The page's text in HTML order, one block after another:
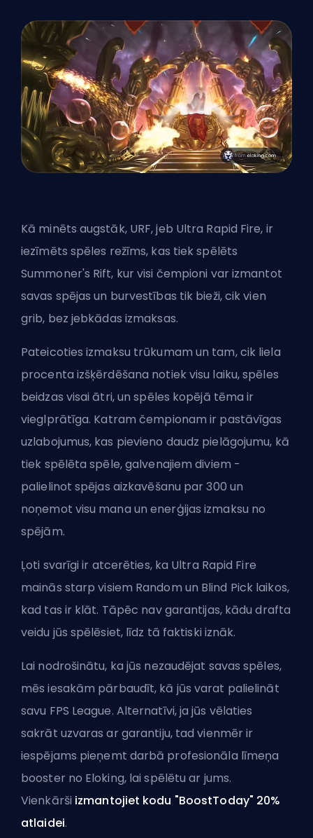
Kā minēts augstāk, URF, jeb Ultra Rapid Fire, ir
iezīmēts spēles režīms, kas tiek spēlēts
Summoner's Rift, kur visi čempioni var izmantot
savas spējas un burvestības tik bieži, cik vien
grib, bez jebkādas izmaksas.
Pateicoties izmaksu trūkumam un tam, cik liela
procenta izšķērdēšana notiek visu laiku, spēles
beidzas visai ātri, un spēles kopējā tēma ir
vieglprātīga. Katram čempionam ir pastāvīgas
uzlabojumus, kas pievieno daudz pielāgojumu, kā
tiek spēlēta spēle, galvenajiem diviem -
palielinot spējas aizkavēšanu par 300 un
noņemot visu mana un enerģijas izmaksu no
spējām.
Ļoti svarīgi ir atcerēties, ka Ultra Rapid Fire
mainās starpvisiem Random un Blind Pick laikos,
kad tas ir klāt. Tāpēc nav garantijas, kādu drafta
veidu jūs spēlēsiet, līdz tā faktiski iznāk.
Lai nodrošinātu, ka jūs nezaudējat savas spēles,
mēs iesakām pārbaudīt, kā jūs varat palielināt
savu FPS League. Alternatīvi, ja jūs vēlaties
sakrāt uzvaras ar garantiju, tad vienmēr ir
iespējams pieņemt darbā profesionāla līmeņa
booster no Eloking, lai spēlētu ar jums.
Vienkārši izmantojiet kodu "BoostToday" 20%
atlaidei.